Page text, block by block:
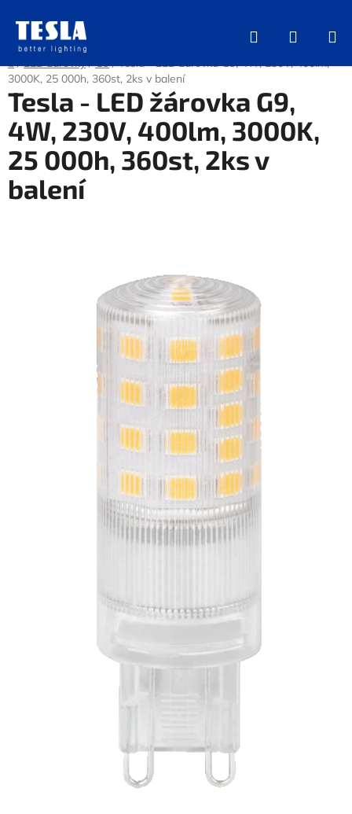
obsah
Hledat
KOŠÍK
/ LED žárovky / G9 / Tesla - LED žárovka G9, 4W, 230V, 400lm,
3000K, 25 000h, 360st, 2ks v balení
Tesla - LED žárovka G9,
4W, 230V, 400lm, 3000K,
25 000h, 360st, 2ks v
balení